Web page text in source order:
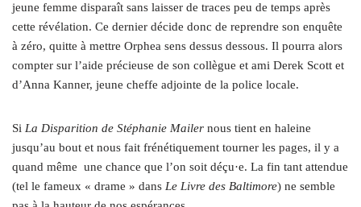
jeune femme disparaît sans laisser de traces peu de temps après
cette révélation. Ce dernier décide donc de reprendre son enquête
à zéro, quitte à mettre Orphea sens dessus dessous. Il pourra alors
compter sur l’aide précieuse de son collègue et ami Derek Scott et
d’Anna Kanner, jeune cheffe adjointe de la police locale.
Si La Disparition de Stéphanie Mailer nous tient en haleine
jusqu’au bout et nous fait frénétiquement tourner les pages, il y a
quand même une chance que l’on soit déçu·e. La fin tant attendue
(tel le fameux « drame » dans Le Livre des Baltimore) ne semble